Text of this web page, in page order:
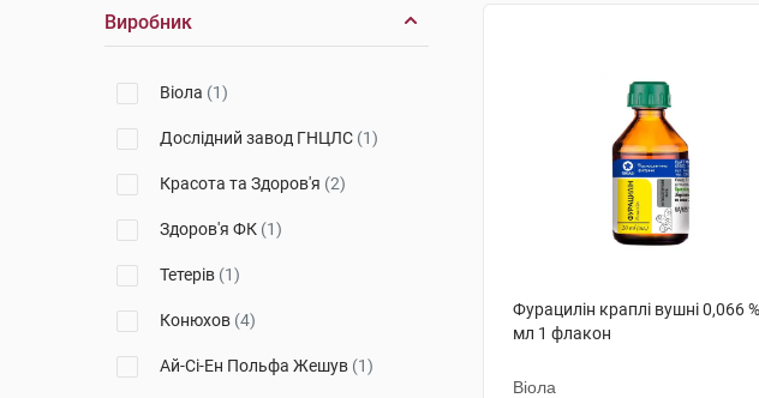
Виробник
Віола (1)
Дослідний завод ГНЦЛС (1)
Красота та Здоров'я (2)
Здоров'я ФК (1)
Тетерів (1)
Конюхов (4)
Ай-Сі-Ен Польфа Жешув (1)
Фурацилін краплі вушні 0,066
мл 1 флакон
Віола